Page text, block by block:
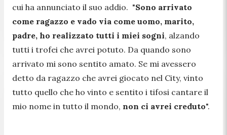
cui ha annunciato il suo addio. "Sono arrivato
come ragazzo e vado via come uomo, marito,
padre, ho realizzato tutti i miei sogni, alzando
tutti i trofei che avrei potuto. Da quando sono
arrivato mi sono sentito amato. Se mi avessero
detto da ragazzo che avrei giocato nel City, vinto
tutto quello che ho vinto e sentito i tifosi cantare il
mio nome in tutto il mondo, non ci avrei creduto".